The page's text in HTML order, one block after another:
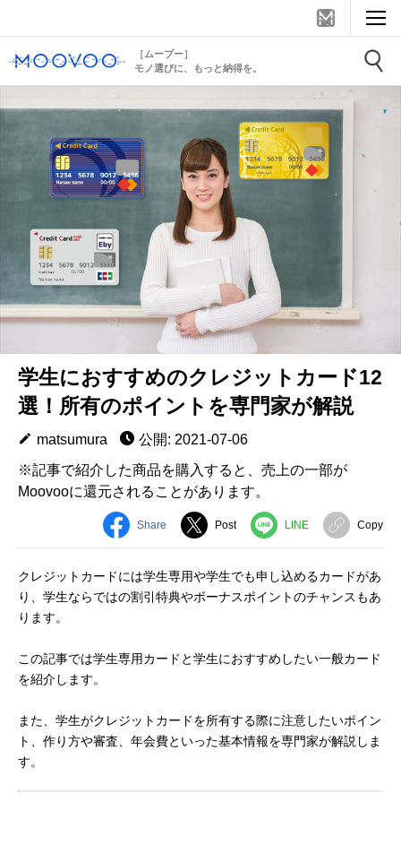
［ムーブー］
モノ選びに、もっと納得を。
学生におすすめのクレジットカード12
選！所有のポイントを専門家が解説
matsumura
公開: 2021-07-06
※記事で紹介した商品を購入すると、売上の一部が
Moovooに還元されることがあります。
Share Post LINE Copy
クレジットカードには学生専用や学生でも申し込めるカードがあ
り、学生ならではの割引特典やボーナスポイントのチャンスもあ
ります。
この記事では学生専用カードと学生におすすめしたい一般カード
を紹介します。
また、学生がクレジットカードを所有する際に注意したいポイン
ト、作り方や審査、年会費といった基本情報を専門家が解説しま
す。